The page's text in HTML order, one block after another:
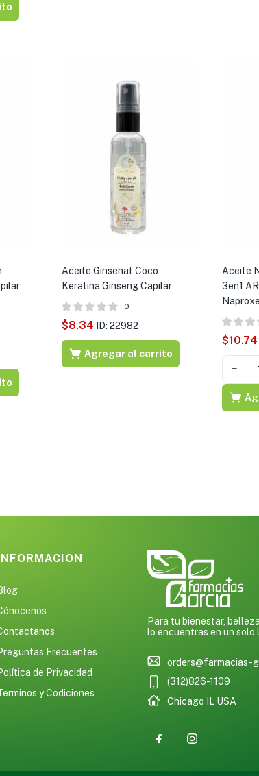
Aceite Ginsenat Coco
Keratina Ginseng Capilar
0
$8.34 ID: 22982
Agregar al carrito
Aceite
3en1
$10.74
−
Frecuentes
de Privacidad
y Codiciones
Para tu bienestar,
lo encuentras en un solo
orders@farmacias-
(312)826-1109
Chicago IL USA